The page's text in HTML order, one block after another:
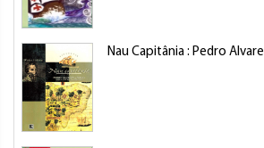
Nau Capitânia : Pedro